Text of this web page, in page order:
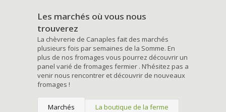
Les marchés où vous nous
trouverez
La chèvrerie de Canaples fait des marchés
plusieurs fois par semaines de la Somme. En
plus de nos fromages vous pourrez découvrir un
panel varié de fromages fermier . N’hésitez pas a
venir nous rencontrer et découvrir de nouveaux
fromages !
Marchés La boutique de la ferme